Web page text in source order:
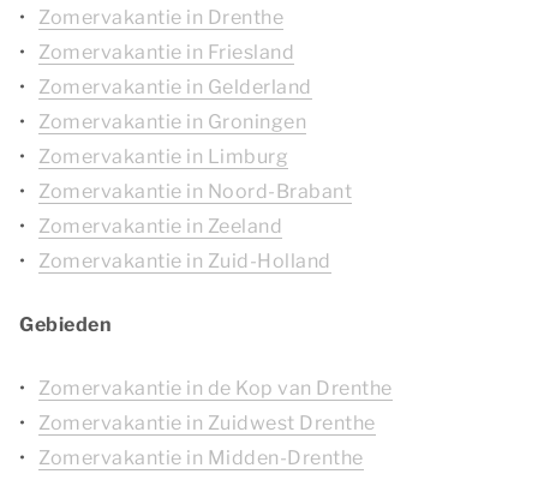
Zomervakantie in Drenthe
Zomervakantie in Friesland
Zomervakantie in Gelderland
Zomervakantie in Groningen
Zomervakantie in Limburg
Zomervakantie in Noord-Brabant
Zomervakantie in Zeeland
Zomervakantie in Zuid-Holland
Gebieden
Zomervakantie in de Kop van Drenthe
Zomervakantie in Zuidwest Drenthe
Zomervakantie in Midden-Drenthe